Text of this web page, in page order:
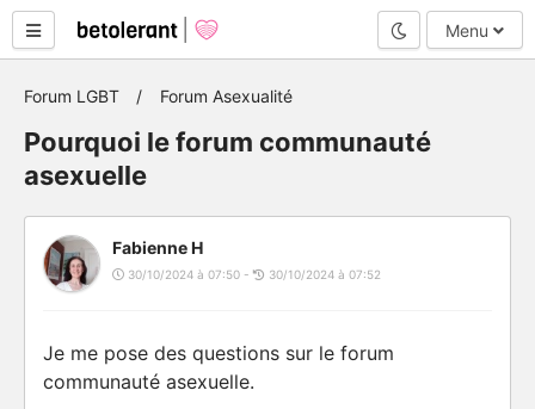
Mode nuit
Menu
Forum LGBT Forum Asexualité
Pourquoi le forum communauté
asexuelle
Fabienne H
30/10/2024 à 07:50 - 30/10/2024 à 07:52
Je me pose des questions sur le forum
communauté asexuelle.